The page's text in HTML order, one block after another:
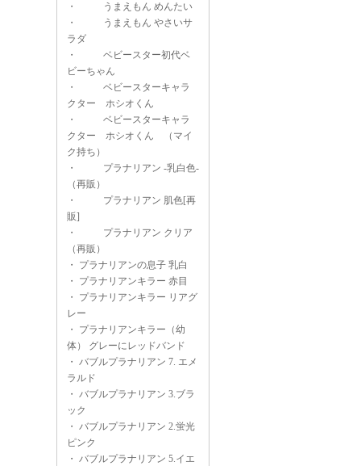
・
うまえもん めんたい
・
うまえもん やさいサ
ラダ
・
ベビースター初代ベ
ビーちゃん
・
ベビースターキャラ
クター ホシオくん
・
ベビースターキャラ
クター ホシオくん （マイ
ク持ち）
・
プラナリアン -乳白色-
（再販）
・
プラナリアン 肌色[再
販]
・
プラナリアン クリア
（再販）
・ プラナリアンの息子 乳白
・ プラナリアンキラー 赤目
・ プラナリアンキラー リアグ
レー
・ プラナリアンキラー（幼
体） グレーにレッドバンド
・ バブルプラナリアン 7. エメ
ラルド
・ バブルプラナリアン 3.ブラ
ック
・ バブルプラナリアン 2.蛍光
ピンク
・ バブルプラナリアン 5.イエ